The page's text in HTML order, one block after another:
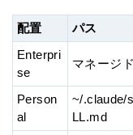
配置 パス
Enterpri
se
マネージ
Person
al
~/.claude/
LL.md